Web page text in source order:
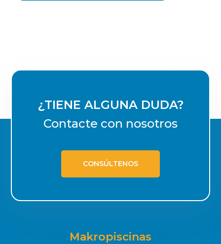
¿TIENE ALGUNA DUDA?
Contacte con nosotros
CONSÚLTENOS
Makropiscinas